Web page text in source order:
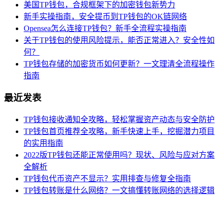
美国TP钱包，合规框架下的加密钱包新势力
新手实操指南，安全提币到TP钱包的OK链网络
Opensea怎么连接TP钱包？新手全流程实操指南
关于TP钱包的使用风险提示，能否正常进入？安全性如
何？
TP钱包存储的加密货币如何更新？一文理清全流程操作
指南
最近发表
TP钱包接收通知全攻略，轻松掌握资产动态与安全防护
TP钱包首页推荐全攻略，新手快速上手，挖掘潜力项目
的实用指南
2022版TP钱包还能正常使用吗？现状、风险与应对方案
全解析
TP钱包代币资产不显示？实用排查与修复全指南
TP钱包转账是什么网络？一文搞懂转账网络的选择逻辑